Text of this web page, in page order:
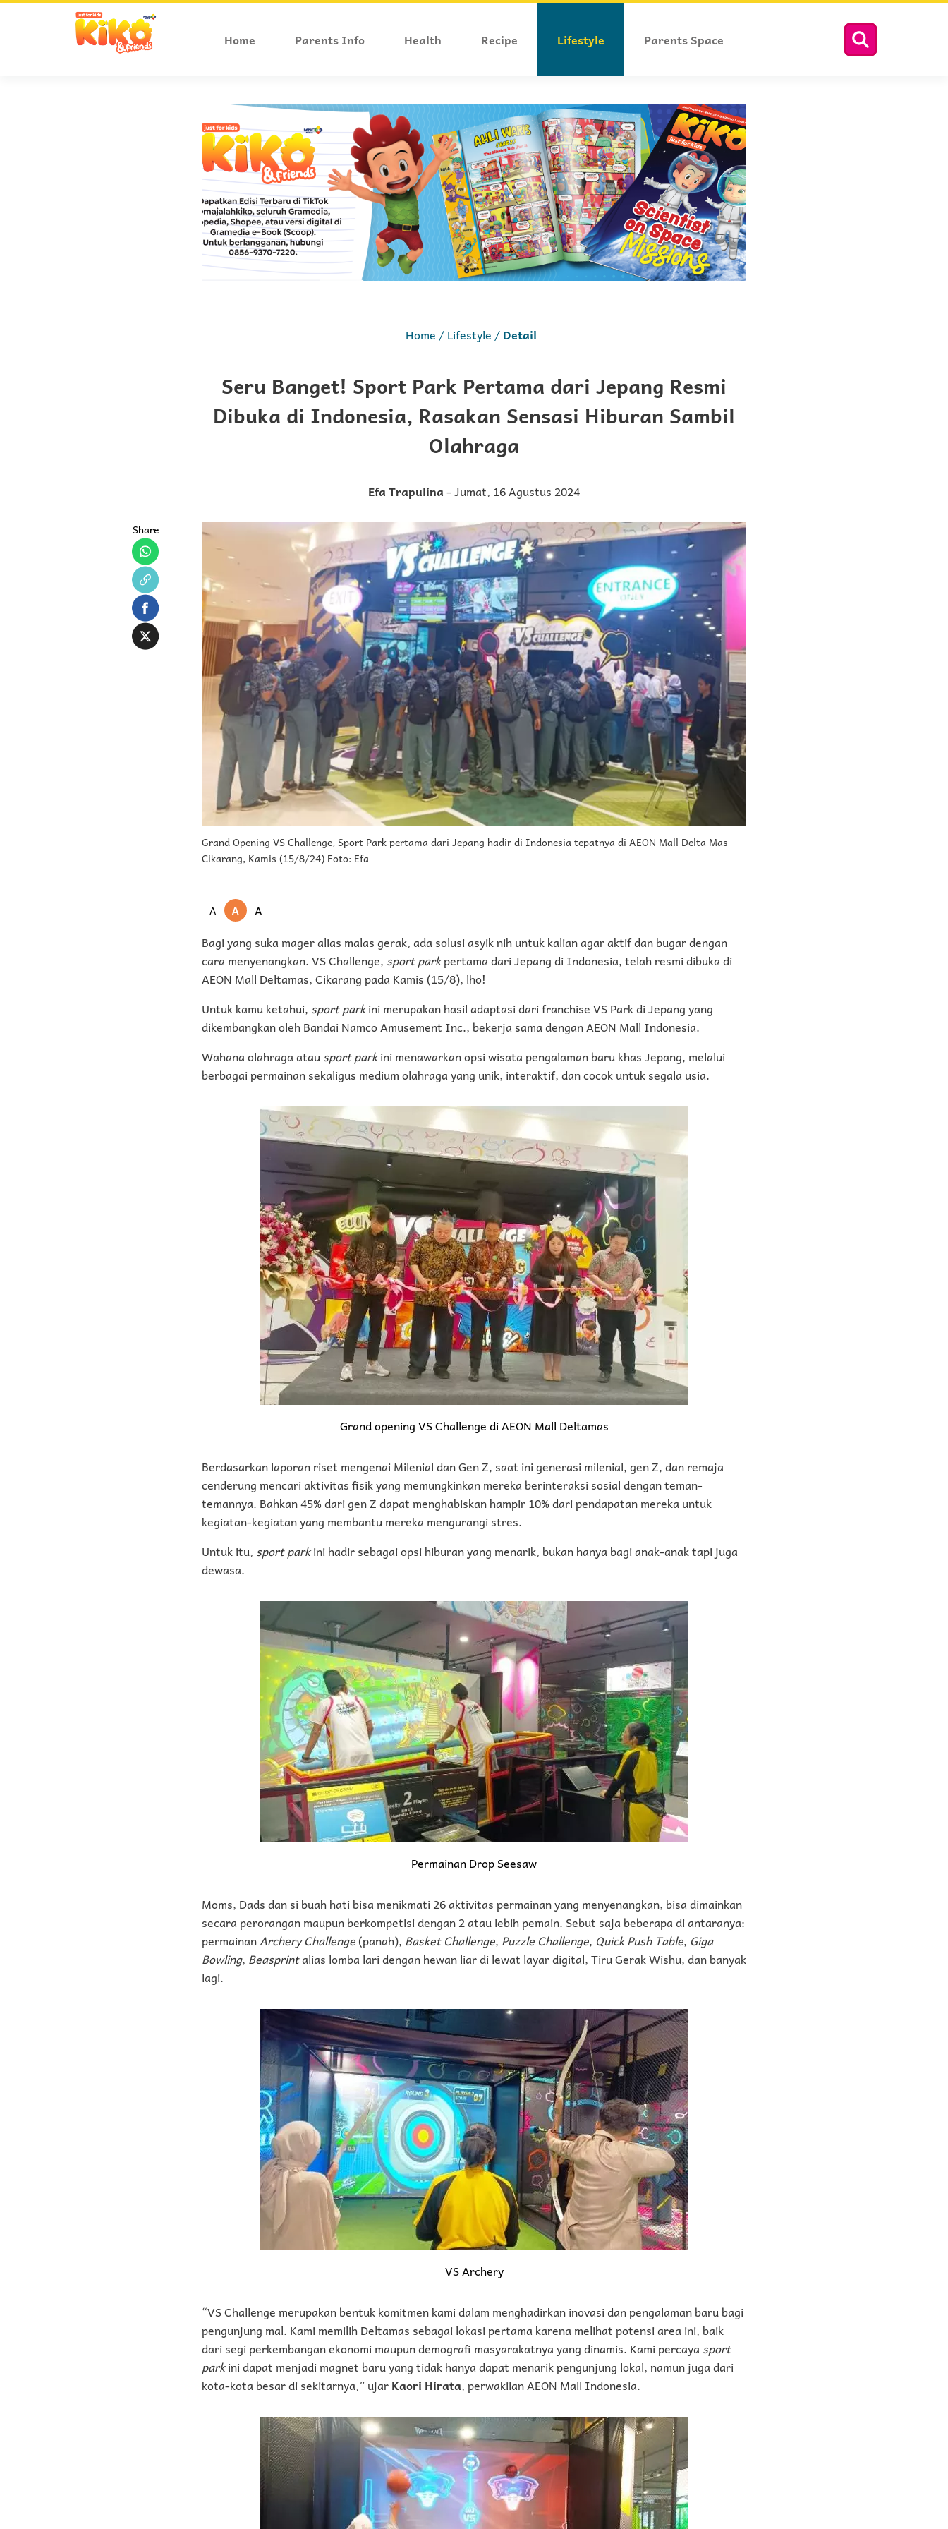
Home Parents Info Health Recipe Lifestyle Parents Space
Home Lifestyle Detail
Seru Banget! Sport Park Pertama dari Jepang Resmi
Dibuka di Indonesia, Rasakan Sensasi Hiburan Sambil
Olahraga
Efa Trapulina- Jumat, 16 Agustus 2024
Share
Grand Opening VS Challenge, Sport Park pertama dari Jepang hadir di Indonesia tepatnya di AEON Mall Delta Mas
Cikarang, Kamis (15/8/24) Foto: Efa
A A
A
Bagi yang suka mager alias malas gerak, ada solusi asyik nih untuk kalian agar aktif dan bugar dengan
cara menyenangkan. VS Challenge, sport parkpertama dari Jepang di Indonesia, telah resmi dibuka di
AEON Mall Deltamas, Cikarang pada Kamis (15/8), lho!
Untuk kamu ketahui, sport parkini merupakan hasil adaptasi dari franchise VS Park di Jepang yang
dikembangkan oleh Bandai Namco Amusement Inc., bekerja sama dengan AEON Mall Indonesia.
Wahana olahraga atausport parkini menawarkan opsi wisata pengalaman baru khas Jepang, melalui
berbagai permainan sekaligus medium olahraga yang unik, interaktif, dan cocok untuk segala usia.
Grand opening VS Challenge di AEON Mall Deltamas
Berdasarkan laporan riset mengenai Milenial dan Gen Z, saat ini generasi milenial, gen Z, dan remaja
cenderung mencari aktivitas fisik yang memungkinkan mereka berinteraksi sosial dengan teman-
temannya. Bahkan 45% dari gen Z dapat menghabiskan hampir 10% dari pendapatan mereka untuk
kegiatan-kegiatan yang membantu mereka mengurangi stres.
Untuk itu, sport parkini hadir sebagai opsi hiburan yang menarik, bukan hanya bagi anak-anak tapi juga
dewasa.
Permainan Drop Seesaw
Moms, Dads dan si buah hati bisa menikmati 26 aktivitas permainan yang menyenangkan, bisa dimainkan
secara perorangan maupun berkompetisi dengan 2 atau lebih pemain. Sebut saja beberapa di antaranya:
permainanArchery Challenge(panah), Basket Challenge, Puzzle Challenge, Quick Push Table, Giga
Bowling, Beasprintalias lomba lari dengan hewan liar di lewat layar digital, Tiru Gerak Wishu, dan banyak
lagi.
VS Archery
“VS Challenge merupakan bentuk komitmen kami dalam menghadirkan inovasi dan pengalaman baru bagi
pengunjung mal. Kami memilih Deltamas sebagai lokasi pertama karena melihat potensi area ini, baik
dari segi perkembangan ekonomi maupun demografi masyarakatnya yang dinamis. Kami percaya sport
parkini dapat menjadi magnet baru yang tidak hanya dapat menarik pengunjung lokal, namun juga dari
kota-kota besar di sekitarnya,” ujarKaori Hirata, perwakilan AEON Mall Indonesia.